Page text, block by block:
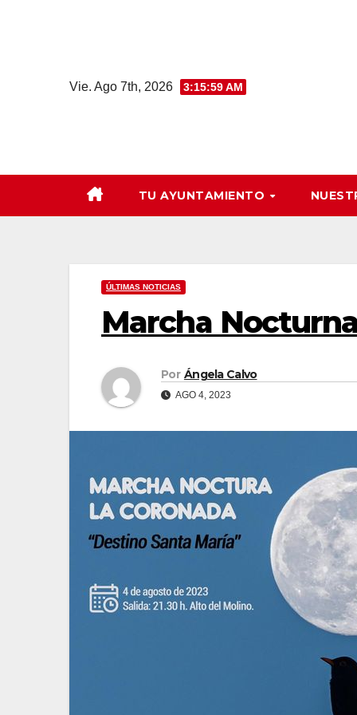
Vie. Ago 7th, 2026 3:15:59 AM
TU AYUNTAMIENTO
ÚLTIMAS NOTICIAS
Marcha
Por Ángela Calvo
AGO 4, 2023